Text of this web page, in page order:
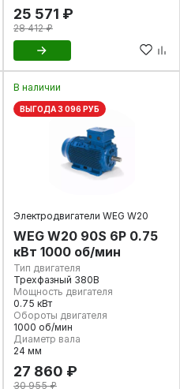
25 571 ₽
28 412 ₽
В наличии
ВЫГОДА 3 096 РУБ
Электродвигатели WEG W20
WEG W20 90S 6P 0.75
кВт 1000 об/мин
Тип двигателя
Трехфазный 380В
Мощность двигателя
0.75 кВт
Обороты двигателя
1000 об/мин
Диаметр вала
24 мм
27 860 ₽
30 955 ₽